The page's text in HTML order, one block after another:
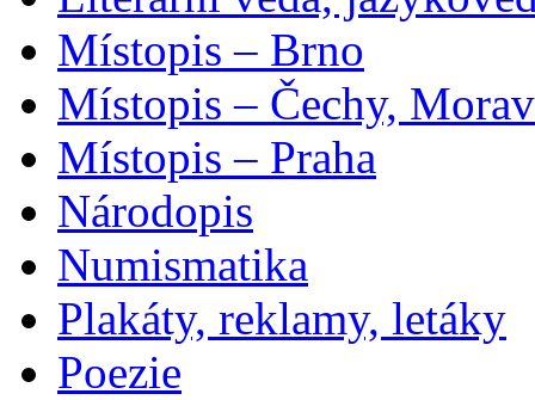
Místopis – Brno
Místopis – Čechy,
Místopis – Praha
Národopis
Numismatika
Plakáty, reklamy, letáky
Poezie